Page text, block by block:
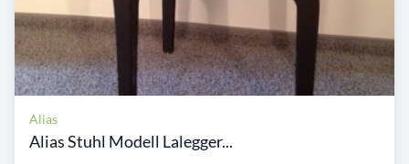
Alias
Alias Stuhl Modell Lalegger...